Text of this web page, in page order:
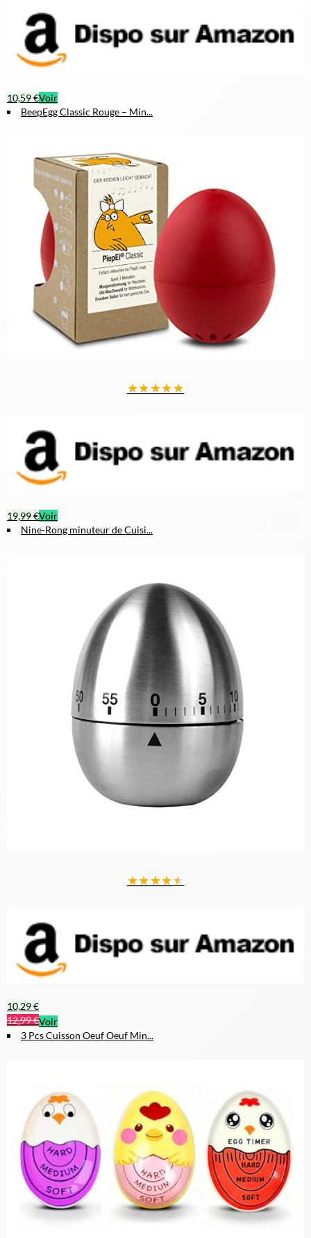
10,59 €Voir
BeepEgg Classic Rouge – Min...
★★★★★
19,99 €Voir
Nine-Rong minuteur de Cuisi...
★★★★★
10,29 €
12,99 €Voir
3 Pcs Cuisson Oeuf Oeuf Min...